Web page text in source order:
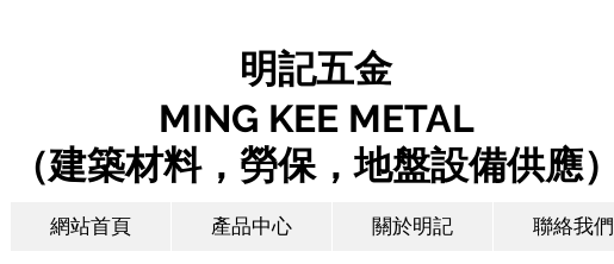
明記五金
MING KEE METAL
​（建築材料，勞保，地盤設備供應）
網站首頁 產品中心 關於明記 聯絡我們